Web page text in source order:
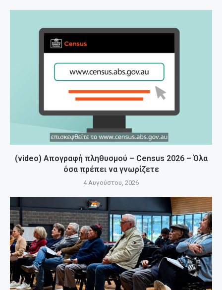
(video) Απογραφή πληθυσμού – Census 2026 – Όλα
όσα πρέπει να γνωρίζετε
4 Αυγούστου, 2026